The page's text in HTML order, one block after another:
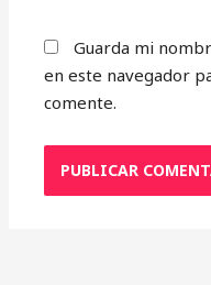
Guarda mi
en este navegador
comente.